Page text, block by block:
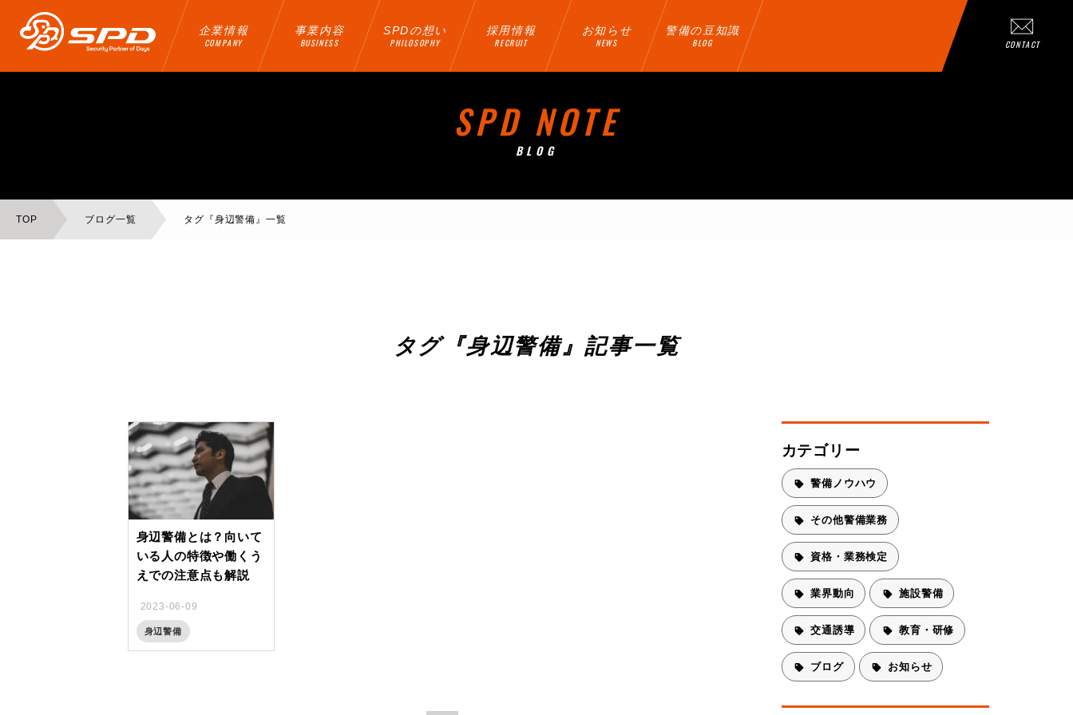
企業情報
COMPANY
事業内容
BUSINESS
SPDの想い
PHILOSOPHY
採用情報
RECRUIT
お知らせ
NEWS
警備の豆知識
BLOG CONTACT
SPD NOTE
BLOG
TOP ブログ一覧 タグ『身辺警備』一覧
タグ『身辺警備』記事一覧
身辺警備とは？向いて
いる人の特徴や働くう
えでの注意点も解説
2023-06-09
身辺警備
カテゴリー
警備ノウハウ
その他警備業務
資格・業務検定
業界動向 施設警備
交通誘導 教育・研修
ブログ お知らせ